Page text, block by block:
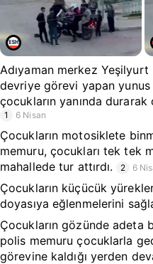
Adıyaman merkez
devriye görevi yapan
çocukların yanında
1 6 Nisan
Çocukların motosiklete
memuru, çocukları tek tek
mahallede tur attırdı.
2 6
Çocukların küçücük
doyasıya eğlenmelerini
Çocukların gözünde adeta
polis memuru çocuklarla
görevine kaldığı yerden